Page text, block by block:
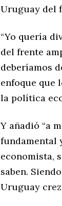
Uruguay del
“Yo quería
del frente
deberíamos
enfoque que
la política
Y añadió “a
fundamental
economista,
saben.
Uruguay